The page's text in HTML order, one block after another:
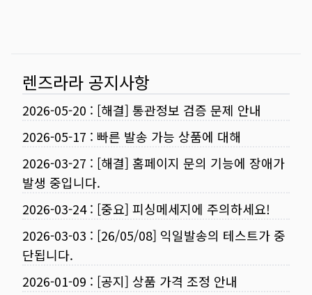
렌즈라라 공지사항
2026-05-20 : [해결] 통관정보 검증 문제 안내
2026-05-17 : 빠른 발송 가능 상품에 대해
2026-03-27 : [해결] 홈페이지 문의 기능에 장애가
발생 중입니다.
2026-03-24: [중요] 피싱메세지에 주의하세요!
2026-03-03 : [26/05/08] 익일발송의 테스트가 중
단됩니다.
2026-01-09 : [공지] 상품 가격 조정 안내